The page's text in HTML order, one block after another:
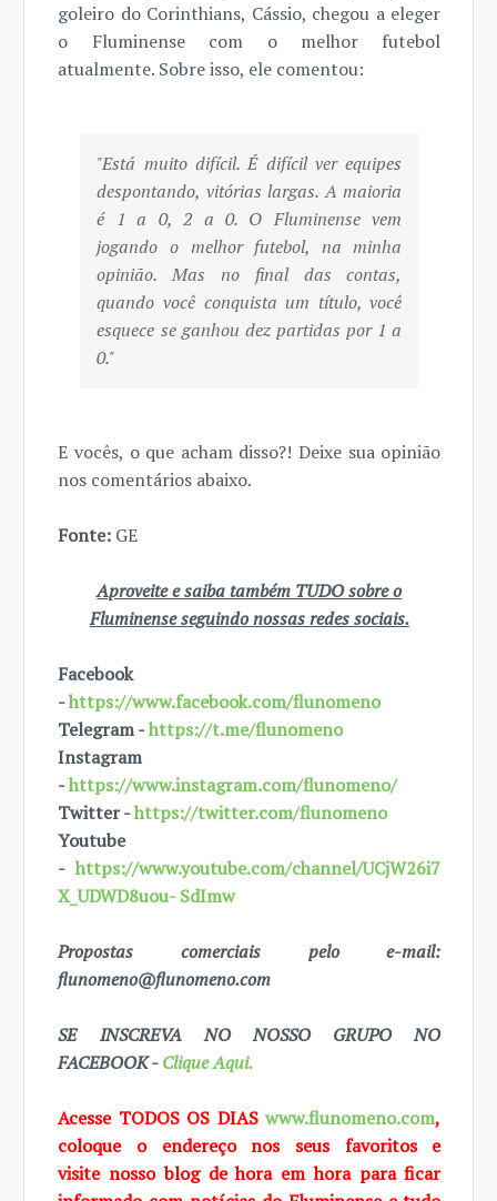
goleiro do Corinthians, Cássio, chegou a eleger
o Fluminense com o melhor futebol
atualmente. Sobre isso, ele comentou:
"Está muito difícil. É difícil ver equipes
despontando, vitórias largas. A maioria
é 1 a 0, 2 a 0. O Fluminense vem
jogando o melhor futebol, na minha
opinião. Mas no final das contas,
quando você conquista um título, você
esquece se ganhou dez partidas por 1 a
0."
E vocês, o que acham disso?! Deixe sua opinião
nos comentários abaixo.
Fonte: GE
Aproveite e saiba também TUDO sobre o
Fluminense seguindo nossas redes sociais.
Facebook
-https://www.facebook.com/flunomeno
Telegram -https://t.me/flunomeno
Instagram
-https://www.instagram.com/flunomeno/
Twitter -https://twitter.com/flunomeno
Youtube
-https://www.youtube.com/channel/UCjW26i7
X_UDWD8uou- SdImw
Propostas comerciais pelo e-mail:
flunomeno@flunomeno.com
SE INSCREVA NO NOSSO GRUPO NO
FACEBOOK -Clique Aqui.
Acesse TODOS OS DIASwww.flunomeno.com,
coloque o endereço nos seus favoritos e
visite nosso blog dehora em hora para ficar